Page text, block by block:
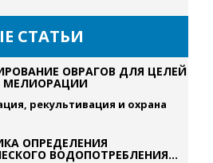
СТАТЬИ
ОВРАГОВ ДЛЯ ЦЕЛЕЙ
МЕЛИОРАЦИИ
рекультивация и охрана
ОПРЕДЕЛЕНИЯ
ВОДОПОТРЕБЛЕНИЯ...